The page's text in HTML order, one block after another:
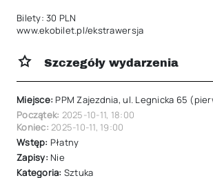
Bilety: 30 PLN
www.ekobilet.pl/ekstrawersja
Szczegóły wydarzenia
Miejsce: PPM Zajezdnia, ul. Legnicka 65
Początek: 2025-10-11, 18:00
Koniec:2025-10-11, 19:00
Wstęp: Płatny
Zapisy: Nie
Kategoria: Sztuka